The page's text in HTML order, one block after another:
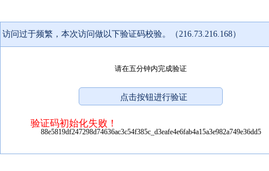
访问过于频繁，本次访问做以下验证码校验。（216.73.216.168）
请在五分钟内完成验证
验证码初始化失败！
88e5819df247298d74636ac3c54f385c_d3eafe4e6fab4a15a3e982a749e36dd5